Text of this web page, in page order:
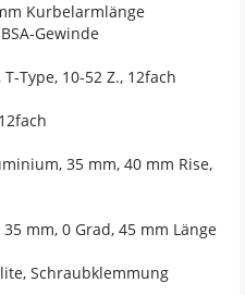
Kurbelarmlänge
Gewinde
T-Type, 10-52 Z., 12fach
35 mm, 40 mm Rise,
mm, 0 Grad, 45 mm Länge
Schraubklemmung